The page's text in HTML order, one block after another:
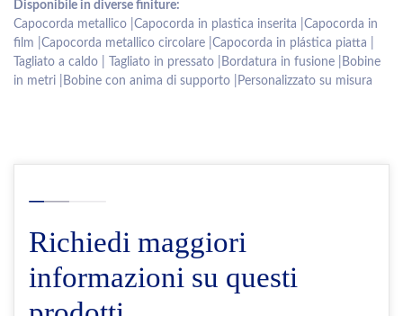
Disponibile in diverse finiture:
Capocorda metallico |Capocorda in plastica inserita |Capocorda in
film |Capocorda metallico circolare |Capocorda in plástica piatta |
Tagliato a caldo | Tagliato in pressato |Bordatura in fusione |Bobine
in metri |Bobine con anima di supporto |Personalizzato su misura
Richiedi maggiori
informazioni su questi